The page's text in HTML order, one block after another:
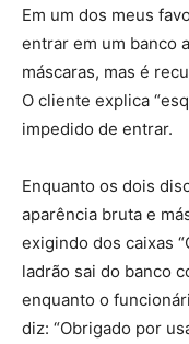
Em um dos meus
entrar em um banco
máscaras, mas é
O cliente explica
impedido de entrar.
Enquanto os dois
aparência bruta e
exigindo dos caixas
ladrão sai do banco
enquanto o
diz: “Obrigado por